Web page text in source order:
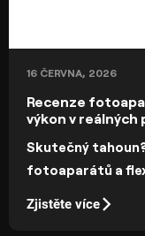
16 ČERVNA, 2026
Recenze
výkon v reálných
Skutečný
fotoaparátů a
Zjistěte více